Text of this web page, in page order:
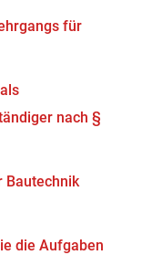
für
nach §
Bautechnik
die Aufgaben